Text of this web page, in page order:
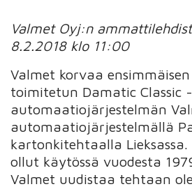
Valmet Oyj:n
8.2.2018 klo 11:00
Valmet korvaa
toimitetun Damatic Classic -
automaatiojärjestelmän
automaatiojärjestelmällä
kartonkitehtaalla
ollut käytössä vuodesta
Valmet uudistaa tehtaan